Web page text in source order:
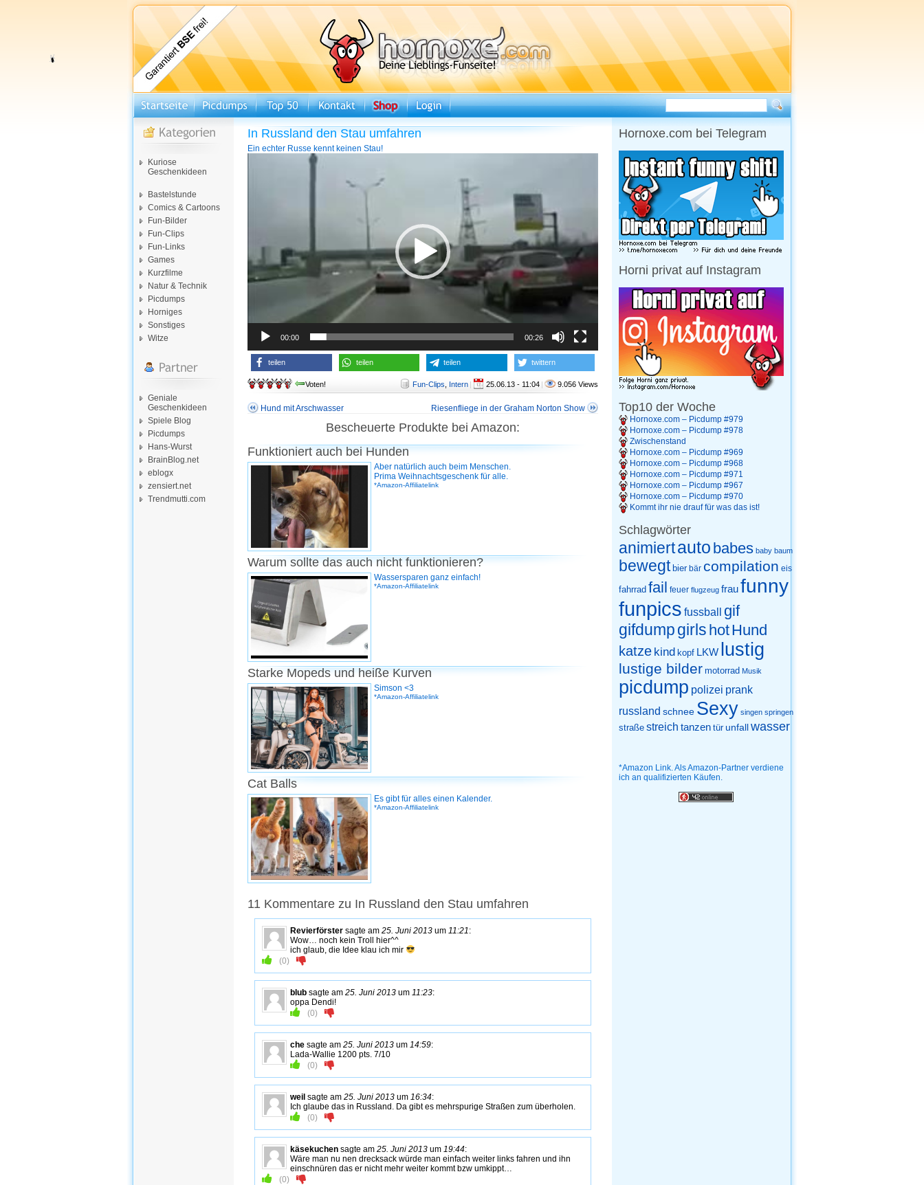
Kuriose
Geschenkideen
Bastelstunde
Comics & Cartoons
Fun-Bilder
Fun-Clips
Fun-Links
Games
Kurzfilme
Natur & Technik
Picdumps
Horniges
Sonstiges
Witze
Geniale
Geschenkideen
Spiele Blog
Picdumps
Hans-Wurst
BrainBlog.net
eblogx
zensiert.net
Trendmutti.com
In Russland den Stau umfahren
Ein echter Russe kennt keinen Stau!
00:00 00:26
teilen teilen teilen twittern
Voten! Fun-Clips Intern | 25.06.13 - 11:04 | 9.056 Views
Hund mit Arschwasser Riesenfliege in der Graham Norton Show
Bescheuerte Produkte bei Amazon:
Funktioniert auch bei Hunden
Aber natürlich auch beim Menschen.
Prima Weihnachtsgeschenk für alle.
*Amazon-Affiliatelink
Warum sollte das auch nicht funktionieren?
Wassersparen ganz einfach!
*Amazon-Affiliatelink
Starke Mopeds und heiße Kurven
Simson <3
*Amazon-Affiliatelink
Cat Balls
Es gibt für alles einen Kalender.
*Amazon-Affiliatelink
11 Kommentare zu In Russland den Stau umfahren
Revierförster sagte am 25. Juni 2013 um 11:21:
Wow… noch kein Troll hier^^
ich glaub, die Idee klau ich mir
(0)
blub sagte am 25. Juni 2013 um 11:23:
oppa Dendi!
(0)
che sagte am 25. Juni 2013 um 14:59:
Lada-Wallie 1200 pts. 7/10
(0)
weil sagte am 25. Juni 2013 um 16:34:
Ich glaube das in Russland. Da gibt es mehrspurige Straßen zum überholen.
(0)
käsekuchen sagte am 25. Juni 2013 um 19:44:
Wäre man nu nen drecksack würde man einfach weiter links fahren und ihn
einschnüren das er nicht mehr weiter kommt bzw umkippt…
(0)
Hornoxe.com bei Telegram
Horni privat auf Instagram
Top10 der Woche
Hornoxe.com – Picdump #979
Hornoxe.com – Picdump #978
Zwischenstand
Hornoxe.com – Picdump #969
Hornoxe.com – Picdump #968
Hornoxe.com – Picdump #971
Hornoxe.com – Picdump #967
Hornoxe.com – Picdump #970
Kommt ihr nie drauf für was das ist!
Schlagwörter
animiertauto babes baby baum
bewegt bier bär compilation eis
fahrrad fail feuer flugzeug fraufunny
funpics fussball gif
gifdump girls hotHund
katze kind kopf LKW lustig
lustige bilder motorrad Musik
picdump polizei prank
russland schnee Sexy singen springen
straße streich tanzen tür unfallwasser
*Amazon Link. Als Amazon-Partner verdiene
ich an qualifizierten Käufen.